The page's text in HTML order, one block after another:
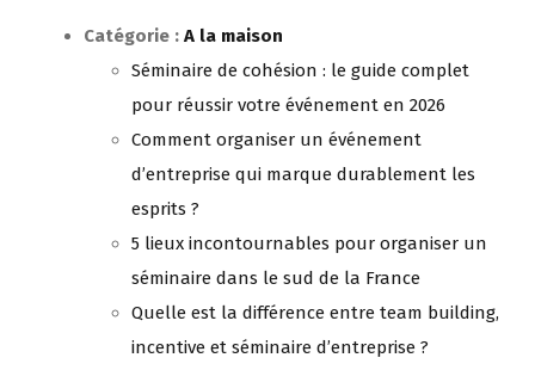
Catégorie : A la maison
Séminaire de cohésion : le guide complet
pour réussir votre événement en 2026
Comment organiser un événement
d’entreprise qui marque durablement les
esprits ?
5 lieux incontournables pour organiser un
séminaire dans le sud de la France
Quelle est la différence entre team building,
incentive et séminaire d’entreprise ?